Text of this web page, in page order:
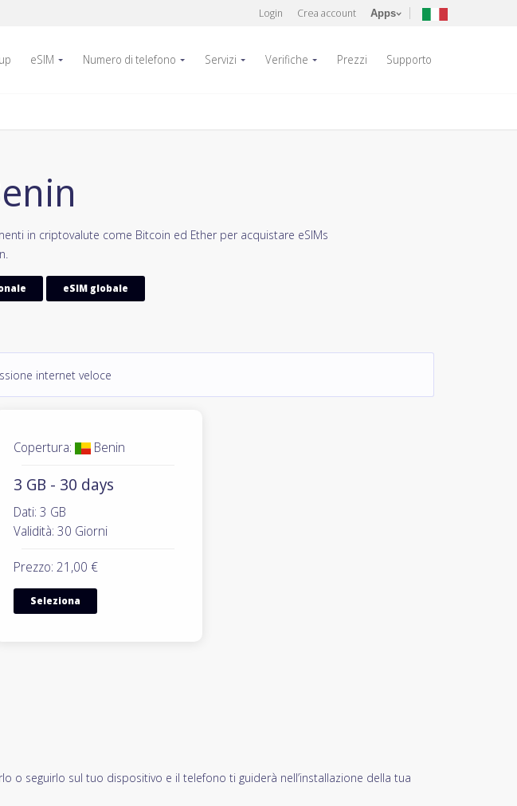
Login Crea account Apps
eSIM Numero di telefono Servizi Verifiche Prezzi Supporto
in criptovalute come Bitcoin ed Ether per acquistare eSIMs
eSIM globale
internet veloce
Copertura: Benin
3 GB - 30 days
Dati: 3 GB
Validità: 30 Giorni
Prezzo: 21,00 €
Seleziona
o seguirlo sul tuo dispositivo e il telefono ti guiderà nell’installazione della tua